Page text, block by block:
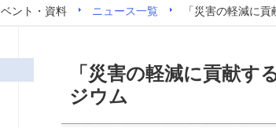
ント・資料 ニュース一覧 「災害の軽減に
「災害の軽減に貢献す
ジウム